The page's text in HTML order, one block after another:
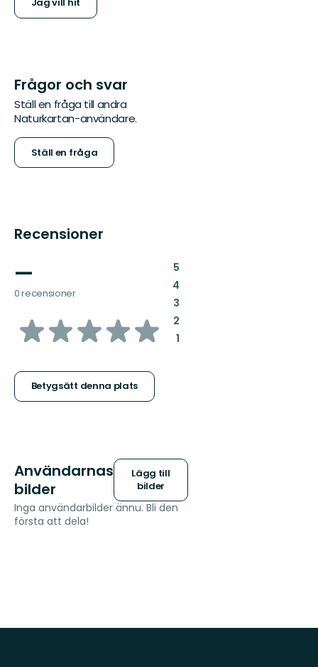
Frågor och svar
Ställ en fråga till andra
Naturkartan-användare.
Ställ en fråga
Recensioner
—
0 recensioner
av
stjärnor
Betygsätt denna plats
5:
4:
3:
2:
1:
Användarnas
bilder
Lägg till
bilder
Inga användarbilder ännu. Bli den
första att dela!